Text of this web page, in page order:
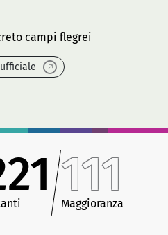
campi flegrei
111
Maggioranza